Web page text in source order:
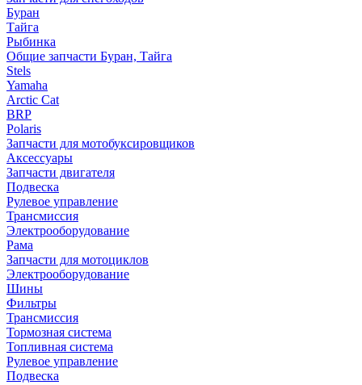
Буран
Тайга
Рыбинка
Общие запчасти Буран, Тайга
Stels
Yamaha
Arctic Cat
BRP
Polaris
Запчасти для мотобуксировщиков
Аксессуары
Запчасти двигателя
Подвеска
Рулевое управление
Трансмиссия
Электрооборудование
Рама
Запчасти для мотоциклов
Электрооборудование
Шины
Фильтры
Трансмиссия
Тормозная система
Топливная система
Рулевое управление
Подвеска